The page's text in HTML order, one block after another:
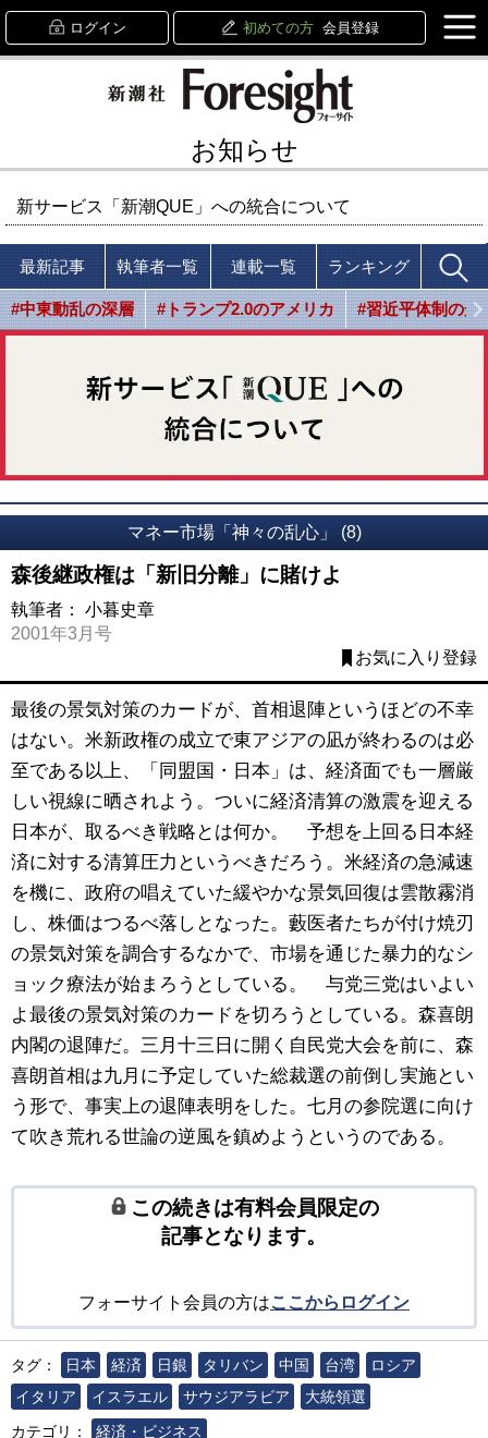
ログイン 初めての方 会員登録
お知らせ
新サービス「新潮QUE」への統合について
最新記事 執筆者一覧 連載一覧 ランキング
#中東動乱の深層 #トランプ2.0のアメリカ #習近平体制の光
マネー市場「神々の乱心」 (8)
森後継政権は「新旧分離」に賭けよ
執筆者： 小暮史章
2001年3月号
お気に入り登録
最後の景気対策のカードが、首相退陣というほどの不幸
はない。米新政権の成立で東アジアの凪が終わるのは必
至である以上、「同盟国・日本」は、経済面でも一層厳
しい視線に晒されよう。ついに経済清算の激震を迎える
日本が、取るべき戦略とは何か。 予想を上回る日本経
済に対する清算圧力というべきだろう。米経済の急減速
を機に、政府の唱えていた緩やかな景気回復は雲散霧消
し、株価はつるべ落しとなった。藪医者たちが付け焼刃
の景気対策を調合するなかで、市場を通じた暴力的なシ
ョック療法が始まろうとしている。 与党三党はいよい
よ最後の景気対策のカードを切ろうとしている。森喜朗
内閣の退陣だ。三月十三日に開く自民党大会を前に、森
喜朗首相は九月に予定していた総裁選の前倒し実施とい
う形で、事実上の退陣表明をした。七月の参院選に向け
て吹き荒れる世論の逆風を鎮めようというのである。
この続きは有料会員限定の
記事となります。
フォーサイト会員の方はここからログイン
タグ： 日本 経済 日銀 タリバン 中国 台湾
ロシア
イタリア
イスラエル サウジアラビア
大統領選
カテゴリ：
経済・ビジネス